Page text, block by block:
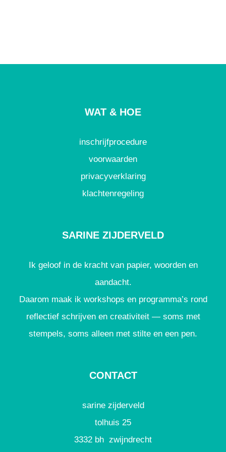
WAT & HOE
inschrijfprocedure
voorwaarden
privacyverklaring
klachtenregeling
SARINE ZIJDERVELD
Ik geloof in de kracht van papier, woorden en
aandacht.
Daarom maak ik workshops en programma’s rond
reflectief schrijven en creativiteit — soms met
stempels, soms alleen met stilte en een pen.
CONTACT
sarine zijderveld
tolhuis 25
3332 bh zwijndrecht